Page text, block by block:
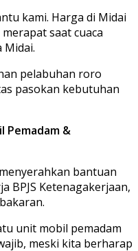
kami. Harga di Midai
saat cuaca
Midai.
pelabuhan roro
pasokan kebutuhan
Pemadam &
bantuan
BPJS Ketenagakerjaan,
unit mobil pemadam
meski kita berharap